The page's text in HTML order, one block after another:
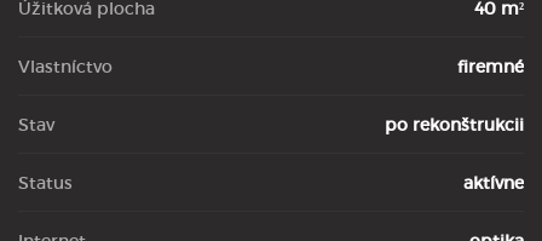
Úžitková plocha 40 m²
Vlastníctvo firemné
Stav po rekonštrukcii
Status aktívne